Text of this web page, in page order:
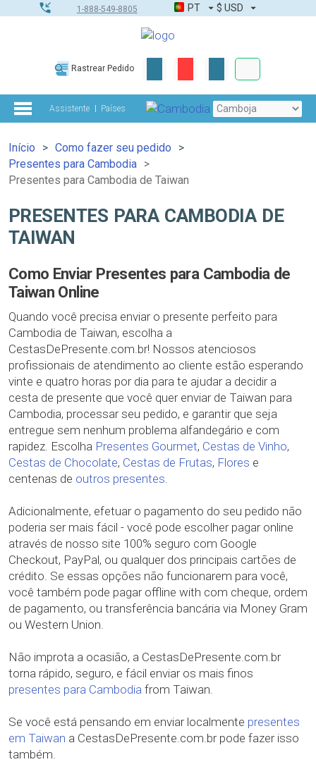
1-888-549-8805 PT $ USD
Rastrear Pedido
Assistente Países
Início
Como fazer seu pedido
Presentes para Cambodia
Presentes para Cambodia de Taiwan
PRESENTES PARA CAMBODIA DE
TAIWAN
Como Enviar Presentes para Cambodia de
Taiwan Online
Quando você precisa enviar o presente perfeito para
Cambodia de Taiwan, escolha a
CestasDePresente.com.br! Nossos atenciosos
profissionais de atendimento ao cliente estão esperando
vinte e quatro horas por dia para te ajudar a decidir a
cesta de presente que você quer enviar de Taiwan para
Cambodia, processar seu pedido, e garantir que seja
entregue sem nenhum problema alfandegário e com
rapidez. Escolha Presentes Gourmet, Cestas de Vinho,
Cestas de Chocolate, Cestas de Frutas, Flores e
centenas de outros presentes.
Adicionalmente, efetuar o pagamento do seu pedido não
poderia ser mais fácil - você pode escolher pagar online
através de nosso site 100% seguro com Google
Checkout, PayPal, ou qualquer dos principais cartões de
crédito. Se essas opções não funcionarem para você,
você também pode pagar offline with com cheque, ordem
de pagamento, ou transferência bancária via Money Gram
ou Western Union.
Não improta a ocasião, a CestasDePresente.com.br
torna rápido, seguro, e fácil enviar os mais finos
presentes para Cambodia from Taiwan.
Se você está pensando em enviar localmente presentes
em Taiwan a CestasDePresente.com.br pode fazer isso
também.